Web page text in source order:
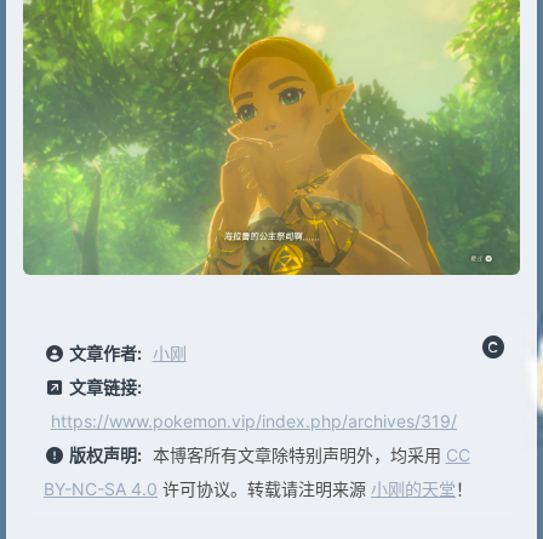
文章作者: 小刚
文章链接:
https://www.pokemon.vip/index.php/archives/319/
版权声明: 本博客所有文章除特别声明外，均采用 CC
BY-NC-SA 4.0 许可协议。转载请注明来源 小刚的天堂！